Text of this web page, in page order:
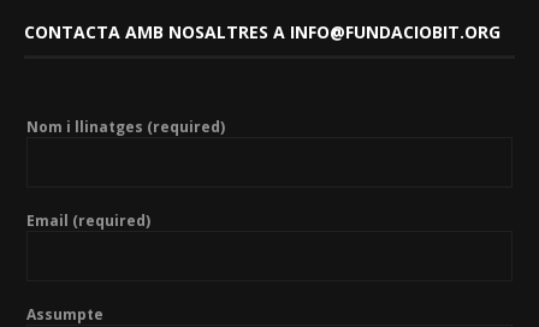
CONTACTA AMB NOSALTRES A INFO@FUNDACIOBIT.ORG
Nom i llinatges (required)
Email (required)
Assumpte